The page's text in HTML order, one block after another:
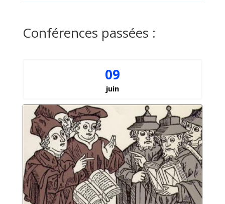
Conférences passées :
09
juin